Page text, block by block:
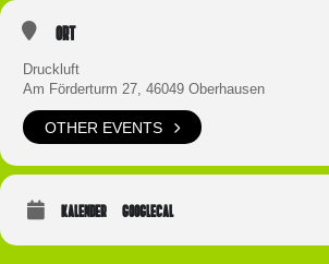
Ort
Druckluft
Am Förderturm 27, 46049 Oberhausen
OTHER EVENTS
KALENDER GOOGLECAL